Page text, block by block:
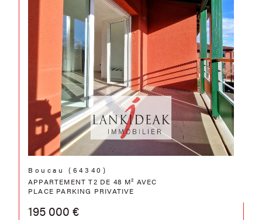
Boucau (64340)
APPARTEMENT T2 DE 48 M² AVEC
PLACE PARKING PRIVATIVE
195 000 €